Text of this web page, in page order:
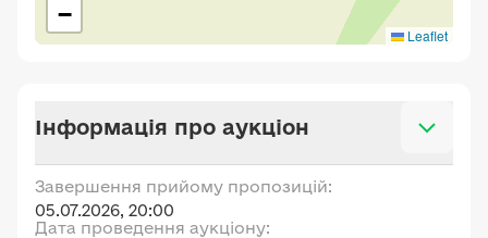
−
Leaflet
Інформація про аукціон
Завершення прийому пропозицій:
05.07.2026, 20:00
Дата проведення аукціону: